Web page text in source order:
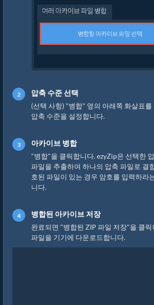
압축 수준 선택
(선택 사항) "병합" 옆의 아래쪽 화살표
압축 수준을 설정합니다.
아카이브 병합
"병합"을 클릭합니다. ezyZip은 선택한
파일을 추출하여 하나의 압축 파일로 결
호된 파일이 있는 경우 암호를 입력하라
니다.
병합된 아카이브 저장
완료되면 "병합된 ZIP 파일 저장"을 클
파일을 기기에 다운로드합니다.